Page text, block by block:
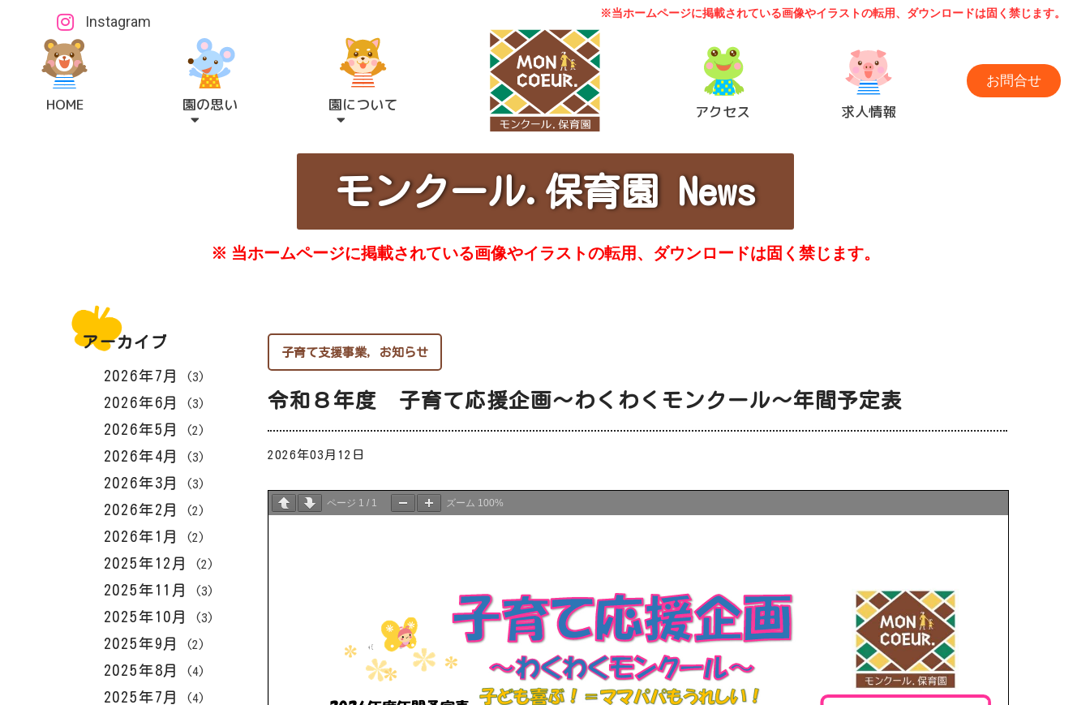
Instagram ※当ホームページに掲載されている画像やイラストの転用、ダウンロードは固く禁じます。
HOME 園の思い 園について アクセス 求人情報
お問合せ
モンクール.保育園 News
※ 当ホームページに掲載されている画像やイラストの転用、ダウンロードは固く禁じます。
アーカイブ
2026年7月 (3)
2026年6月 (3)
2026年5月 (2)
2026年4月 (3)
2026年3月 (3)
2026年2月 (2)
2026年1月 (2)
2025年12月 (2)
2025年11月 (3)
2025年10月 (3)
2025年9月 (2)
2025年8月 (4)
2025年7月 (4)
子育て支援事業, お知らせ
令和８年度 子育て応援企画～わくわくモンクール～年間予定表
2026年03月12日
ページ 1 / 1 ズーム 100%